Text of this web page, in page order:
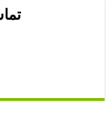
تماس از